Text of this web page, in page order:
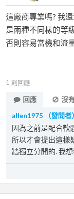
這廠商專業嗎? 我
是兩種不同樣的等
否則容易當機和流
1 則回應
回應
沒
allen1975
（發問者）
因為之前是配合軟
所以才會提出這樣
牆獨立分開的. 我